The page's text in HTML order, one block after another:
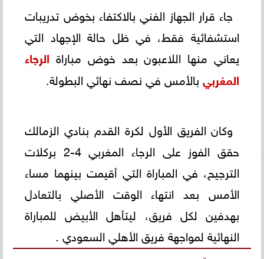
جاء قرار الجهاز الفني بالاكتفاء بخوض تدريبات
استشفائية فقط، في ظل حالة الإجهاد التي
يعاني منها اللاعبون بعد خوض مباراة الرجاء
المغربي بالأمس في نصف نهائي البطولة.
وكان الفريق الأول لكرة القدم بنادي الزمالك
حقق الفوز على الرجاء المغربي 4-2 بركلات
الترجيح، في المباراة التي أقيمت بينهما مساء
الأمس بعد انتهاء الوقت الأصلي بالتعادل
بهدفين لكل فريق، ليتأهل الأبيض للمباراة
النهائية لمواجهة فريق الأهلي السعودي .